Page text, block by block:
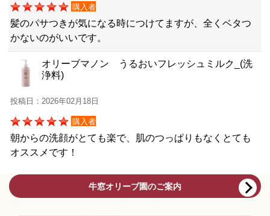
購入者
髪のパサつきが気になる時につけてますが、全くベタつ
かないのがいいです。
オリーブマノン うるおいフレッシュミルク_(洗
浄料)
投稿日：2026年02月18日
購入者
朝からの洗顔がとても楽で、肌のつっぱりもなくとても
オススメです！
牛窓オリーブ園のご案内